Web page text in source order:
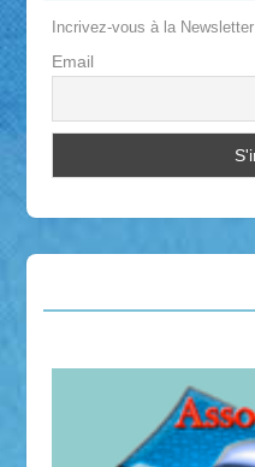
Incrivez-vous à la Newsletter
Email